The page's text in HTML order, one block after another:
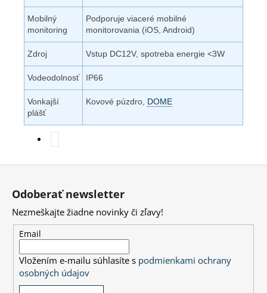
Mobilný
monitoring
Podporuje viaceré mobilné
monitorovania (iOS, Android)
Zdroj Vstup DC12V, spotreba energie <3W
Vodeodolnosť IP66
Vonkajší
plášť
Kovové púzdro, DOME
Z
Odoberať newsletter
Nezmeškajte žiadne novinky či zľavy!
Email
Vložením e-mailu súhlasíte s podmienkami ochrany
osobných údajov